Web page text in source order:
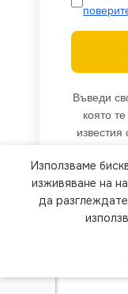
Въведи
която
известия
We use cookies
website. By
ПОВЕЧЕ
Използваме
изживяване на
да